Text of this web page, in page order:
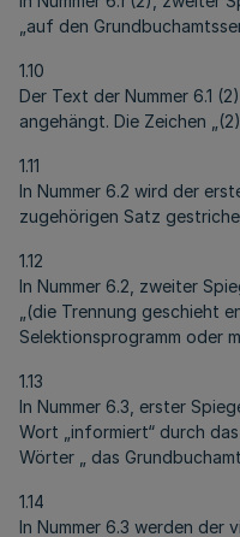
„auf den
1.10
Der Text der Nummer 6.1
angehängt. Die Zeichen
1.11
In Nummer 6.2 wird der
zugehörigen Satz
1.12
In Nummer 6.2, zweiter
„(die Trennung geschieht
Selektionsprogramm oder
1.13
In Nummer 6.3, erster
Wort „informiert“ durch
Wörter „ das
1.14
In Nummer 6.3 werden